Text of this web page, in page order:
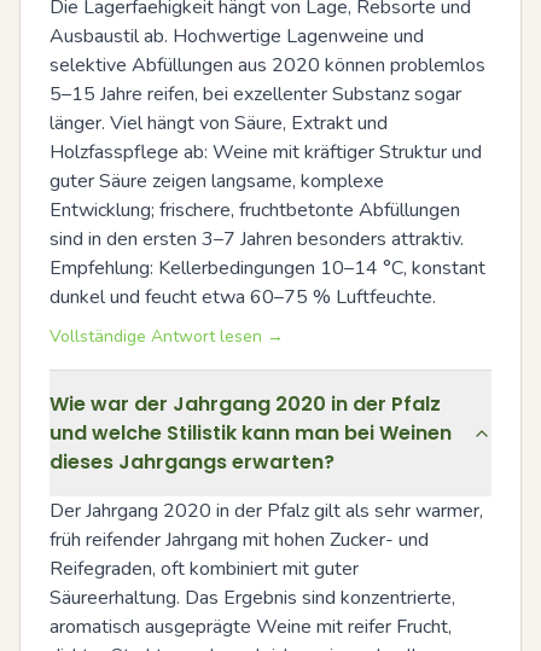
Die Lagerfaehigkeit hängt von Lage, Rebsorte und
Ausbaustil ab. Hochwertige Lagenweine und
selektive Abfüllungen aus 2020 können problemlos
5–15 Jahre reifen, bei exzellenter Substanz sogar
länger. Viel hängt von Säure, Extrakt und
Holzfasspflege ab: Weine mit kräftiger Struktur und
guter Säure zeigen langsame, komplexe
Entwicklung; frischere, fruchtbetonte Abfüllungen
sind in den ersten 3–7 Jahren besonders attraktiv.
Empfehlung: Kellerbedingungen 10–14 °C, konstant
dunkel und feucht etwa 60–75 % Luftfeuchte.
Vollständige Antwort lesen →
Wie war der Jahrgang 2020 in der Pfalz
und welche Stilistik kann man bei Weinen
dieses Jahrgangs erwarten?
Der Jahrgang 2020 in der Pfalz gilt als sehr warmer,
früh reifender Jahrgang mit hohen Zucker- und
Reifegraden, oft kombiniert mit guter
Säureerhaltung. Das Ergebnis sind konzentrierte,
aromatisch ausgeprägte Weine mit reifer Frucht,